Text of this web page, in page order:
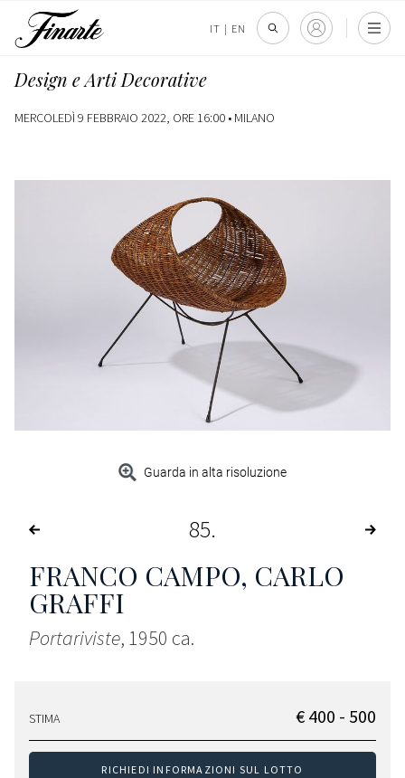
IT | EN
Design e Arti Decorative
MERCOLEDÌ 9 FEBBRAIO 2022, ORE 16:00 • MILANO
Guarda in alta risoluzione
85
FRANCO CAMPO, CARLO
GRAFFI
Portariviste, 1950 ca.
STIMA € 400 - 500
RICHIEDI INFORMAZIONI SUL LOTTO